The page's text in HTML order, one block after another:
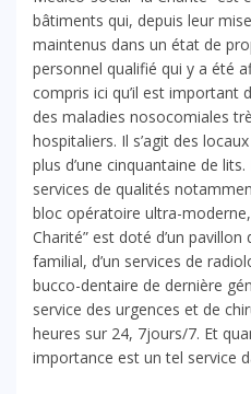
bâtiments qui, depuis leur
maintenus dans un état de
personnel qualifié qui y a été
compris ici qu’il est important
des maladies nosocomiales
hospitaliers. Il s’agit des
plus d’une cinquantaine de
services de qualités
bloc opératoire ultra-
Charité” est doté d’un
familial, d’un services de
bucco-dentaire de dernière
service des urgences et de
heures sur 24, 7jours/7. Et
importance est un tel service